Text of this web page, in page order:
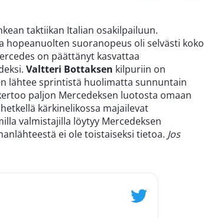
taktiikan Italian osakilpailuun.
hopeanuolten suoranopeus oli selvästi koko
on päättänyt kasvattaa
Valtteri Bottaksen kilpuriin on
lähtee sprintistä huolimatta sunnuntain
paljon Mercedeksen luotosta omaan
kärkinelikossa majailevat
valmistajilla löytyy Mercedeksen
ei ole toistaiseksi tietoa. Jos